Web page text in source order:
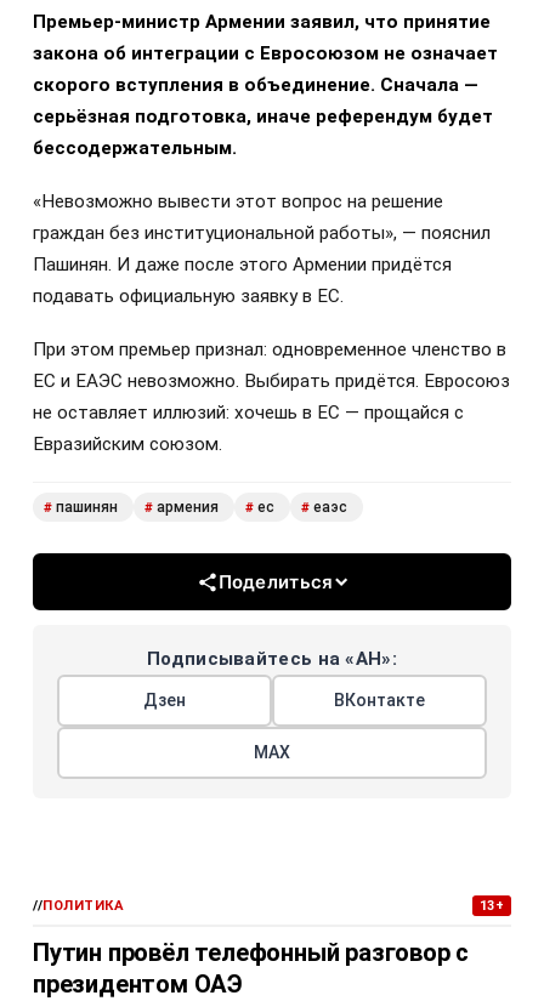
Премьер-министр Армении заявил, что принятие
закона об интеграции с Евросоюзом не означает
скорого вступления в объединение. Сначала —
серьёзная подготовка, иначе референдум будет
бессодержательным.
«Невозможно вывести этот вопрос на решение
граждан без институциональной работы», — пояснил
Пашинян. И даже после этого Армении придётся
подавать официальную заявку в ЕС.
При этом премьер признал: одновременное членство в
ЕС и ЕАЭС невозможно. Выбирать придётся. Евросоюз
не оставляет иллюзий: хочешь в ЕС — прощайся с
Евразийским союзом.
# пашинян # армения # ес # еаэс
Поделиться
Подписывайтесь на «АН»:
Дзен ВКонтакте
МАХ
//ПОЛИТИКА 13+
Путин провёл телефонный разговор с
президентом ОАЭ